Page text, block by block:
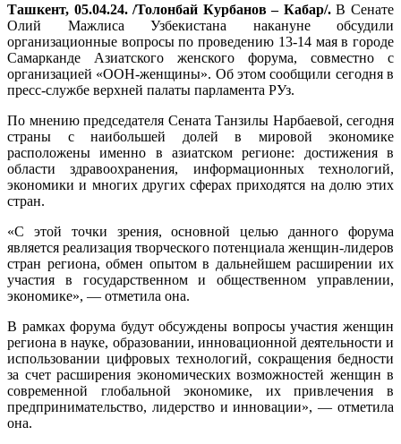
Ташкент, 05.04.24. /Толонбай Курбанов – Кабар/.В Сенате
Олий Мажлиса Узбекистана накануне обсудили
организационные вопросы по проведению 13-14 мая в городе
Самарканде Азиатского женского форума, совместно с
организацией «ООН-женщины». Об этом сообщили сегодня в
пресс-службе верхней палаты парламента РУз.
По мнению председателя Сената Танзилы Нарбаевой, сегодня
страны с наибольшей долей в мировой экономике
расположены именно в азиатском регионе: достижения в
области здравоохранения, информационных технологий,
экономики и многих других сферах приходятся на долю этих
стран.
«С этой точки зрения, основной целью данного форума
является реализация творческого потенциала женщин-лидеров
стран региона, обмен опытом в дальнейшем расширении их
участия в государственном и общественном управлении,
экономике», — отметила она.
В рамках форума будут обсуждены вопросы участия женщин
региона в науке, образовании, инновационной деятельности и
использовании цифровых технологий, сокращения бедности
за счет расширения экономических возможностей женщин в
современной глобальной экономике, их привлечения в
предпринимательство, лидерство и инновации», — отметила
она.